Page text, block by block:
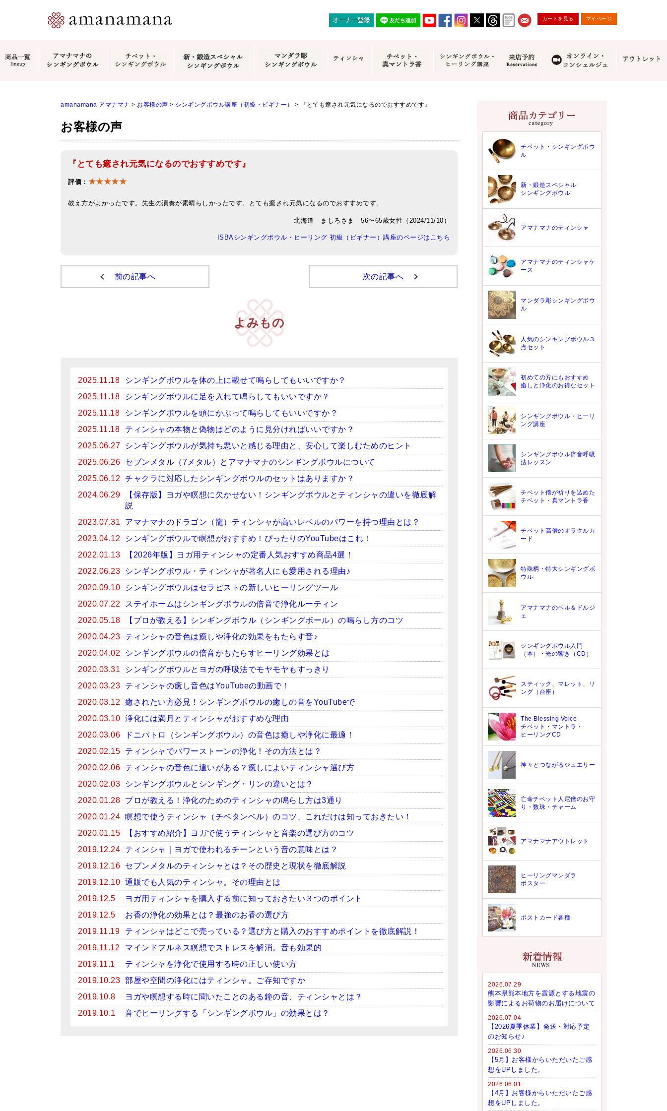
カートを見る マイページ
amanamana アマナマナ > お客様の声 > シンギングボウル講座（初級・ビギナー） > 『とても癒され元気になるのでおすすめです』
お客様の声
『とても癒され元気になるのでおすすめです』
評価： ★★★★★
教え方がよかったです。先生の演奏が素晴らしかったです。とても癒され元気になるのでおすすめです。
北海道 ましろさま 56〜65歳女性（2024/11/10）
ISBAシンギングボウル・ヒーリング 初級（ビギナー）講座のページはこちら
前の記事へ 次の記事へ
よみもの
2025.11.18
シンギングボウルを体の上に載せて鳴らしてもいいですか？
2025.11.18
シンギングボウルに足を入れて鳴らしてもいいですか？
2025.11.18
シンギングボウルを頭にかぶって鳴らしてもいいですか？
2025.11.18
ティンシャの本物と偽物はどのように見分ければいいですか？
2025.06.27
シンギングボウルが気持ち悪いと感じる理由と、安心して楽しむためのヒント
2025.06.26
セブンメタル（7メタル）とアマナマナのシンギングボウルについて
2025.06.12
チャクラに対応したシンギングボウルのセットはありますか？
2024.06.29
【保存版】ヨガや瞑想に欠かせない！シンギングボウルとティンシャの違いを徹底解
説
2023.07.31
アマナマナのドラゴン（龍）ティンシャが高いレベルのパワーを持つ理由とは？
2023.04.12
シンギングボウルで瞑想がおすすめ！ぴったりのYouTubeはこれ！
2022.01.13
【2026年版】ヨガ用ティンシャの定番人気おすすめ商品4選！
2022.06.23
シンギングボウル・ティンシャが著名人にも愛用される理由♪
2020.09.10
シンギングボウルはセラピストの新しいヒーリングツール
2020.07.22
ステイホームはシンギングボウルの倍音で浄化ルーティン
2020.05.18
【プロが教える】シンギングボウル（シンギングボール）の鳴らし方のコツ
2020.04.23
ティンシャの音色は癒しや浄化の効果をもたらす音♪
2020.04.02
シンギングボウルの倍音がもたらすヒーリング効果とは
2020.03.31
シンギングボウルとヨガの呼吸法でモヤモヤもすっきり
2020.03.23
ティンシャの癒し音色はYouTubeの動画で！
2020.03.12
癒されたい方必見！シンギングボウルの癒しの音をYouTubeで
2020.03.10 浄化には満月とティンシャがおすすめな理由
2020.03.06
ドニパトロ（シンギングボウル）の音色は癒しや浄化に最適！
2020.02.15
ティンシャでパワーストーンの浄化！その方法とは？
2020.02.06
ティンシャの音色に違いがある？癒しによいティンシャ選び方
2020.02.03
シンギングボウルとシンギング・リンの違いとは？
2020.01.28
プロが教える！浄化のためのティンシャの鳴らし方は3通り
2020.01.24 瞑想で使うティンシャ（チベタンベル）のコツ、これだけは知っておきたい！
2020.01.15
【おすすめ紹介】ヨガで使うティンシャと音楽の選び方のコツ
2019.12.24
ティンシャ｜ヨガで使われるチーンという音の意味とは？
2019.12.16
セブンメタルのティンシャとは？その歴史と現状を徹底解説
2019.12.10 通販でも人気のティンシャ。その理由とは
2019.12.5
ヨガ用ティンシャを購入する前に知っておきたい３つのポイント
2019.12.5
お香の浄化の効果とは？最強のお香の選び方
2019.11.19
ティンシャはどこで売っている？選び方と購入のおすすめポイントを徹底解説！
2019.11.12
マインドフルネス瞑想でストレスを解消。音も効果的
2019.11.1
ティンシャを浄化で使用する時の正しい使い方
2019.10.23 部屋や空間の浄化にはティンシャ。ご存知ですか
2019.10.8
ヨガや瞑想する時に聞いたことのある鐘の音、ティンシャとは？
2019.10.1
音でヒーリングする「シンギングボウル」の効果とは？
チベット・シンギングボウ
ル
新・鍛造スペシャル
シンギングボウル
アマナマナのティンシャ
アマナマナのティンシャケ
ース
マンダラ彫シンギングボウ
ル
人気のシンギングボウル３
点セット
初めての方にもおすすめ
癒しと浄化のお得なセット
シンギングボウル・ヒーリ
ング講座
シンギングボウル倍音呼吸
法レッスン
チベット僧が祈りを込めた
チベット・真マントラ香
チベット高僧のオラクルカ
ード
特殊柄・特大シンギングボ
ウル
アマナマナのベル＆ドルジ
ェ
シンギングボウル入門
（本）・光の響き（CD）
スティック、マレット、リ
ング（台座）
The Blessing Voice
チベット・マントラ・
ヒーリングCD
神々とつながるジュエリー
亡命チベット人尼僧のお守
り・数珠・チャーム
アマナマナアウトレット
ヒーリングマンダラ
ポスター
ポストカード各種
2026.07.29
熊本県熊本地方を震源とする地震の
影響によるお荷物のお届けについて
2026.07.04
【2026夏季休業】発送・対応予定
のお知らせ♪
2026.06.30
【5月】お客様からいただいたご感
想をUPしました。
2026.06.01
【4月】お客様からいただいたご感
想をUPしました。